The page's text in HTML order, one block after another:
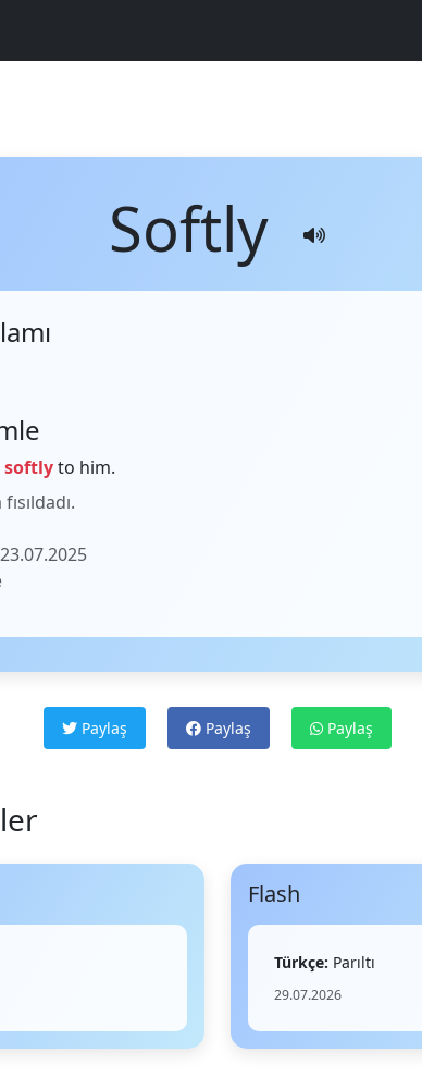
Softly
softlyto him.
Paylaş Paylaş Paylaş
Flash
Türkçe: Parıltı
29.07.2026